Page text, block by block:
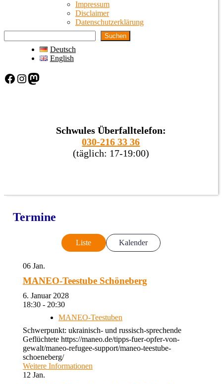
Impressum
Disclaimer
Datenschutzerklärung
Suchen
Deutsch
English
Facebook Instagram Mastodon
Schwules Überfalltelefon:
030-216 33 36
(täglich: 17-19:00)
Termine
Liste Kalender
06 Jan.
MANEO-Teestube Schöneberg
6. Januar 2028
18:30 - 20:30
MANEO-Teestuben
Schwerpunkt: ukrainisch- und russisch-sprechende
Geflüchtete https://maneo.de/tipps-fuer-opfer-von-
gewalt/maneo-refugee-support/maneo-teestube-
schoeneberg/
Weitere Informationen
12 Jan.